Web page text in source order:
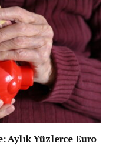
Aylık Yüzlerce Euro